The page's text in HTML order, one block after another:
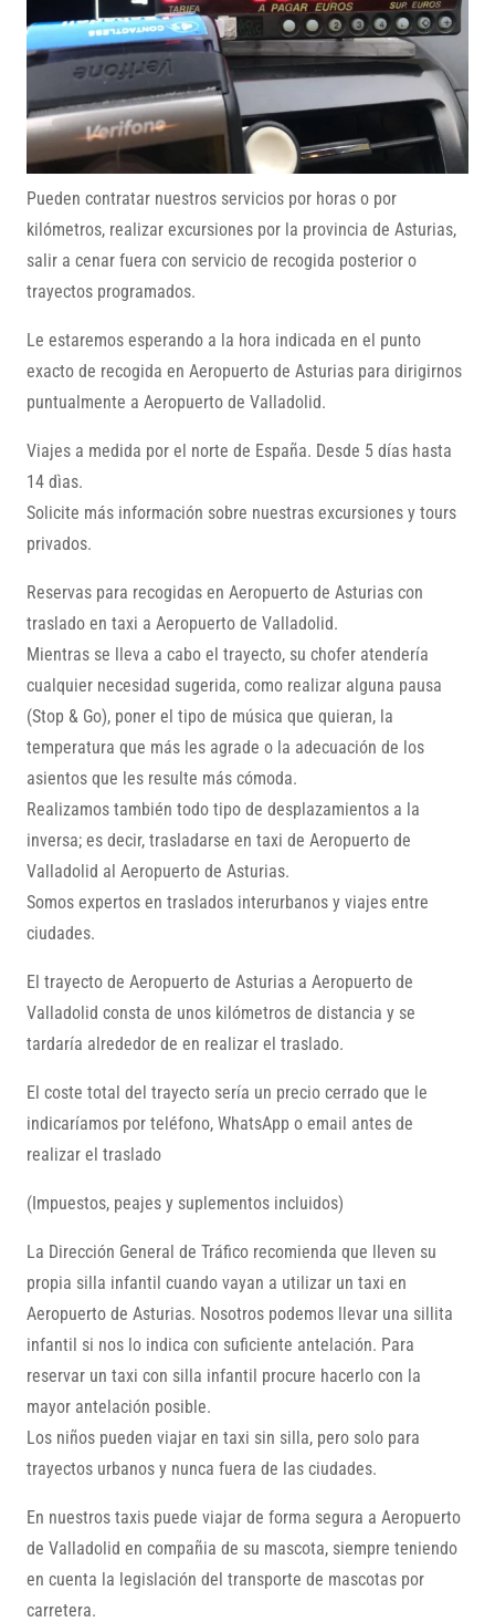
Pueden contratar nuestros servicios por horas o por
kilómetros, realizar excursiones por la provincia de Asturias,
salir a cenar fuera con servicio de recogida posterior o
trayectos programados.
Le estaremos esperando a la hora indicada en el punto
exacto de recogida en Aeropuerto de Asturias para dirigirnos
puntualmente a Aeropuerto de Valladolid.
Viajes a medida por el norte de España. Desde 5 días hasta
14 dìas.
Solicite más información sobre nuestras excursiones y tours
privados.
Reservas para recogidas en Aeropuerto de Asturias con
traslado en taxi a Aeropuerto de Valladolid.
Mientras se lleva a cabo el trayecto, su chofer atendería
cualquier necesidad sugerida, como realizar alguna pausa
(Stop & Go), poner el tipo de música que quieran, la
temperatura que más les agrade o la adecuación de los
asientos que les resulte más cómoda.
Realizamos también todo tipo de desplazamientos a la
inversa; es decir, trasladarse en taxi de Aeropuerto de
Valladolid al Aeropuerto de Asturias.
Somos expertos en traslados interurbanos y viajes entre
ciudades.
El trayecto de Aeropuerto de Asturias a Aeropuerto de
Valladolid consta de unos kilómetros de distancia y se
tardaría alrededor de en realizar el traslado.
El coste total del trayecto sería un precio cerrado que le
indicaríamos por teléfono, WhatsApp o email antes de
realizar el traslado
(Impuestos, peajes y suplementos incluidos)
La Dirección General de Tráfico recomienda que lleven su
propia silla infantil cuando vayan a utilizar un taxi en
Aeropuerto de Asturias. Nosotros podemos llevar una sillita
infantil si nos lo indica con suficiente antelación. Para
reservar un taxi con silla infantil procure hacerlo con la
mayor antelación posible.
Los niños pueden viajar en taxi sin silla, pero solo para
trayectos urbanos y nunca fuera de las ciudades.
En nuestros taxis puede viajar de forma segura a Aeropuerto
de Valladolid en compañia de su mascota, siempre teniendo
en cuenta la legislación del transporte de mascotas por
carretera.